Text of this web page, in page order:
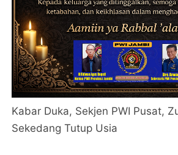
Kabar Duka, Sekjen PWI Pusat,
Sekedang Tutup Usia